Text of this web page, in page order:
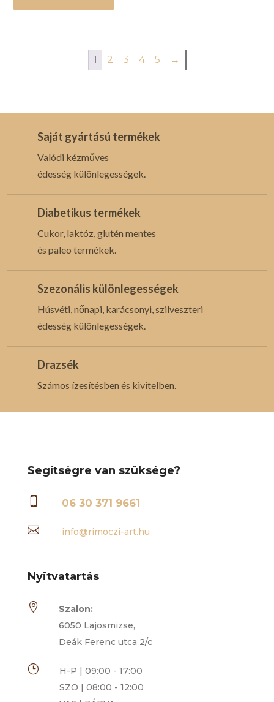
1 2 3 4 5 →
Saját gyártású termékek
Valódi kézműves
édesség különlegességek.
Diabetikus termékek
Cukor, laktóz, glutén mentes
és paleo termékek.
Szezonális különlegességek
Húsvéti, nőnapi, karácsonyi, szilveszteri
édesség különlegességek.
Drazsék
Számos ízesítésben és kivitelben.
Segítségre van szüksége?
 06 30 371 9661
 info@rimoczi-art.hu
Nyitvatartás

Szalon:
6050 Lajosmizse,
Deák Ferenc utca 2/c
}
H-P | 09:00 - 17:00
SZO | 08:00 - 12:00